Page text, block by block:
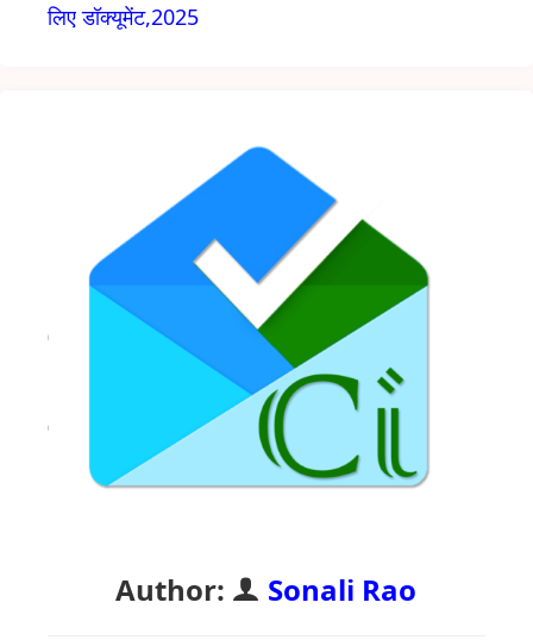
लिए डॉक्यूमेंट,2025
Author: Sonali Rao